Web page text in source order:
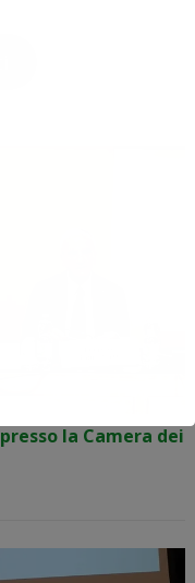
la Camera dei